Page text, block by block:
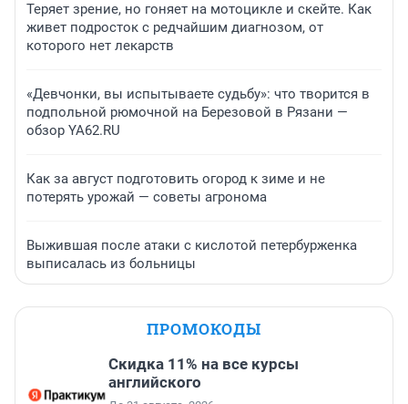
Теряет зрение, но гоняет на мотоцикле и скейте. Как
живет подросток с редчайшим диагнозом, от
которого нет лекарств
«Девчонки, вы испытываете судьбу»: что творится в
подпольной рюмочной на Березовой в Рязани —
обзор YA62.RU
Как за август подготовить огород к зиме и не
потерять урожай — советы агронома
Выжившая после атаки с кислотой петербурженка
выписалась из больницы
ПРОМОКОДЫ
Скидка 11% на все курсы
английского